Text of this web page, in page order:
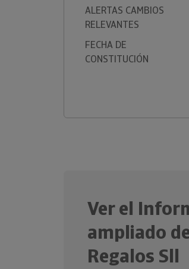
ALERTAS CAMBIOS
RELEVANTES
FECHA DE
CONSTITUCIÓN
Ver el
ampliado
Regalos Sll